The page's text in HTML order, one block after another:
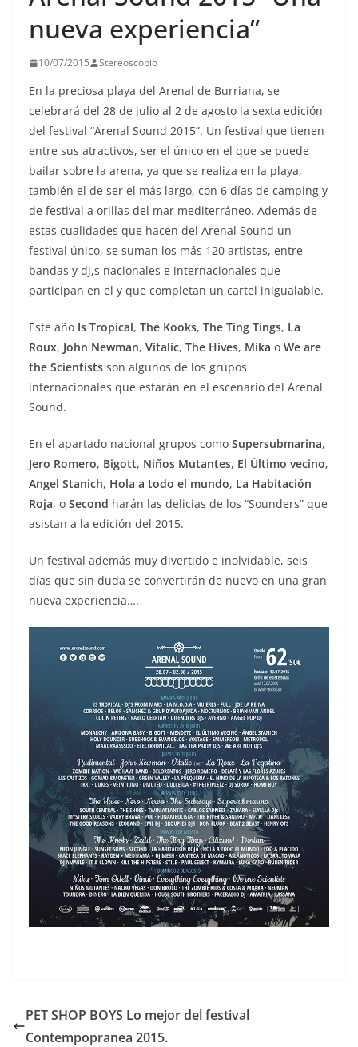
nueva experiencia”
10/07/2015 Stereoscopio
En la preciosa playa del Arenal de Burriana, se
celebrará del 28 de julio al 2 de agosto la sexta edición
del festival “Arenal Sound 2015”. Un festival que tienen
entre sus atractivos, ser el único en el que se puede
bailar sobre la arena, ya que se realiza en la playa,
también el de ser el más largo, con 6 días de camping y
de festival a orillas del mar mediterráneo. Además de
estas cualidades que hacen del Arenal Sound un
festival único, se suman los más 120 artistas, entre
bandas y dj,s nacionales e internacionales que
participan en el y que completan un cartel inigualable.
Este año Is Tropical, The Kooks, The Ting Tings, La
Roux, John Newman, Vitalic, The Hives, Mika o We are
the Scientists son algunos de los grupos
internacionales que estarán en el escenario del Arenal
Sound.
En el apartado nacional grupos como Supersubmarina,
Jero Romero, Bigott, Niños Mutantes, El Último vecino,
Angel Stanich, Hola a todo el mundo, La Habitación
Roja, o Second harán las delicias de los “Sounders” que
asistan a la edición del 2015.
Un festival además muy divertido e inolvidable, seis
días que sin duda se convertirán de nuevo en una gran
nueva experiencia….
PET SHOP BOYS Lo mejor del festival
Contempopranea 2015.